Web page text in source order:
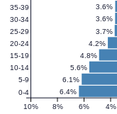
口
ピ
ラ
6.4%
6.1%
5.6%
4.8%
4.2%
3.7%
3.6%
3.6%
10% 8% 6% 4%
0-4
5-9
10-14
15-19
20-24
25-29
30-34
35-39